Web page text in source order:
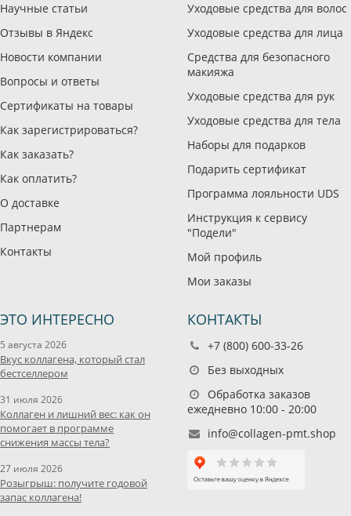
Научные статьи
Отзывы в Яндекс
Новости компании
Вопросы и ответы
Сертификаты на товары
Как зарегистрироваться?
Как заказать?
Как оплатить?
О доставке
Партнерам
Контакты
Уходовые средства для волос
Уходовые средства для лица
Средства для безопасного
макияжа
Уходовые средства для рук
Уходовые средства для тела
Наборы для подарков
Подарить сертификат
Программа лояльности UDS
Инструкция к сервису
"Подели"
Мой профиль
Мои заказы
ЭТО ИНТЕРЕСНО
5 августа 2026
Вкус коллагена, который стал
бестселлером
31 июля 2026
Коллаген и лишний вес: как он
помогает в программе
снижения массы тела?
27 июля 2026
Розыгрыш: получите годовой
запас коллагена!
КОНТАКТЫ
+7 (800) 600-33-26
Без выходных
Обработка заказов
ежедневно 10:00 - 20:00
info@collagen-pmt.shop